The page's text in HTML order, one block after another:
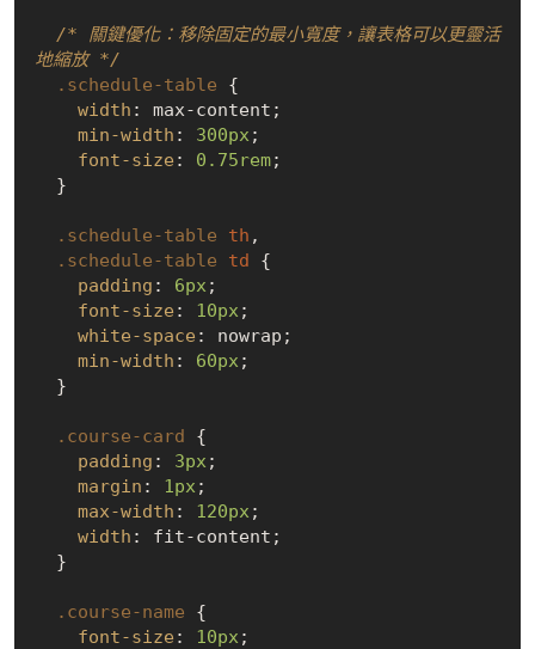
/* 關鍵優化：移除固定的最小寬度，讓表格可以更靈活
地縮放 */
.schedule-table {
width : max-content;
min-width : 300px ;
font-size : 0.75rem;
.schedule-table th ,
.schedule-table
td {
padding : 6px ;
font-size : 10px ;
white-space : nowrap;
min-width : 60px ;
.course-card {
padding : 3px ;
margin : 1px ;
max-width : 120px ;
width : fit-content;
.course-name {
font-size : 10px ;